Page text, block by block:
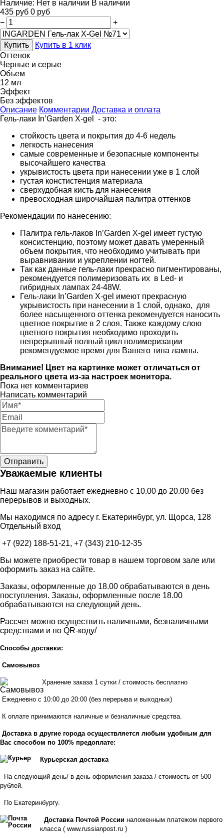
Наличие: Нет в наличии В наличии
435 руб 0 руб
−
+
Купить
Купить в 1 клик
Оттенок
Черные и серые
Объем
12 мл
Эффект
Без эффектов
Описание Комментарии Доставка и оплата
Гель-лаки In’Garden X-gel - это:
стойкость цвета и покрытия до 4-6 недель
легкость нанесения
самые современные и безопасные компоненты
высочайшего качества
укрывистость цвета при нанесении уже в 1 слой
густая констистенция материала
сверхудобная кисть для нанесения
превосходная широчайшая палитра оттенков
Рекомендации по нанесению:
Палитра гель-лаков In’Garden X-gel имеет густую
консистенцию, поэтому может давать умеренный
объем покрытия, что необходимо учитывать при
выравнивании и укреплении ногтей.
Так как данные гель-лаки прекрасно пигментированы,
рекомендуется полимеризовать их в Led- и
гибридных лампах 24-48W.
Гель-лаки In’Garden X-gel имеют прекрасную
укрывистость при нанесении в 1 слой, однако, для
более насыщенного оттенка рекомендуется наносить
цветное покрытие в 2 слоя. Также каждому слою
цветного покрытия необходимо проходить
непрерывный полный цикл полимеризации
рекомендуемое время для Вашего типа лампы.
Внимание! Цвет на картинке может отличаться от
реального цвета из-за настроек монитора.
Пока нет комментариев
Написать комментарий
Уважаемые клиенты
Наш магазин работает ежедневно с 10.00 до 20.00 без
перерывов и выходных.
Мы находимся по адресу г. Екатеринбург, ул. Щорса, 128
Отдельный вход
+7 (922) 188-51-21, +7 (343) 210-12-35
Вы можете приобрести товар в нашем торговом зале или
оформить заказ на сайте.
Заказы, оформленные до 18.00 обрабатываются в день
поступления. Заказы, оформленные после 18.00
обрабатываются на следующий день.
Рассчет можно осуществить наличными, безналичными
средствами и по QR-коду/
Способы доставки:
Самовывоз
Хранение заказа 1 сутки / стоимость бесплатно
Ежедневно с 10:00 до 20:00 (без перерыва и выходных)
К оплате принимаются наличные и безналичные средства.
Доставка в другие города осуществляется любым удобным для
Вас способом по 100% предоплате:
Курьерская доставка
На следующий день/ в день оформления заказа / стоимость от 500
рублей.
По Екатеринбургу.
Доставка Почтой России наложенным платежом первого
класса ( www.russianpost.ru )